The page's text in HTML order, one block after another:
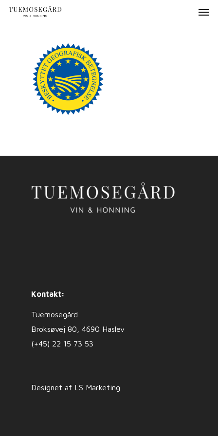
Kontakt:
Tuemosegård
Broksøvej 80, 4690 Haslev
(+45) 22 15 73 53
Designet af LS Marketing